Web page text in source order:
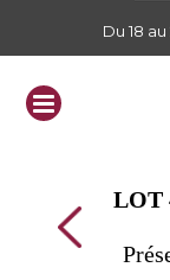
Du 18
LOT